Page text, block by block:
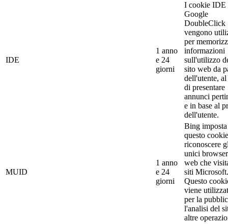
IDE
1 anno
e 24
giorni
I cookie IDE
Google
DoubleClick
vengono
per
informazioni
sull'utilizzo
sito web da
dell'utente,
di presentare
annunci
e in base al
dell'utente.
MUID
1 anno
e 24
giorni
Bing imposta
questo
riconoscere
unici browser
web che
siti Microsoft.
Questo
viene
per la
l'analisi del
altre